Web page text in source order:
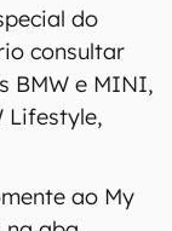
do
consultar
BMW e MINI,
Lifestyle,
ao My